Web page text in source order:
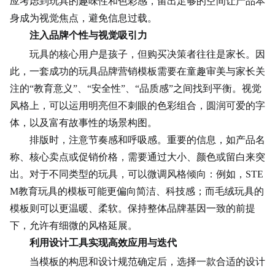
身成为视觉焦点，避免信息过载。
注入品牌个性与视觉吸引力
玩具的核心用户是孩子，但购买决策者往往是家长。因
此，一套成功的玩具品牌营销模板需要在童趣审美与家长关
注的“教育意义”、“安全性”、“品质感”之间找到平衡。视觉
风格上，可以运用明亮但不刺眼的色彩组合，圆润可爱的字
体，以及富有故事性的场景构图。
排版时，注意节奏感和呼吸感。重要的信息，如产品名
称、核心卖点或促销价格，需要通过大小、颜色或留白来突
出。对于不同类型的玩具，可以微调风格倾向：例如，STE
M教育玩具的模板可能更偏向简洁、科技感；而毛绒玩具的
模板则可以更温暖、柔软。保持整体品牌基因一致的前提
下，允许有细微的风格延展。
利用设计工具实现高效应用与迭代
当模板的构思和设计规范确定后，选择一款合适的设计